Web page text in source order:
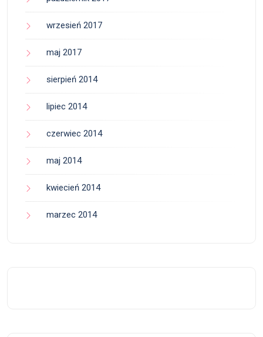
wrzesień 2017
maj 2017
sierpień 2014
lipiec 2014
czerwiec 2014
maj 2014
kwiecień 2014
marzec 2014